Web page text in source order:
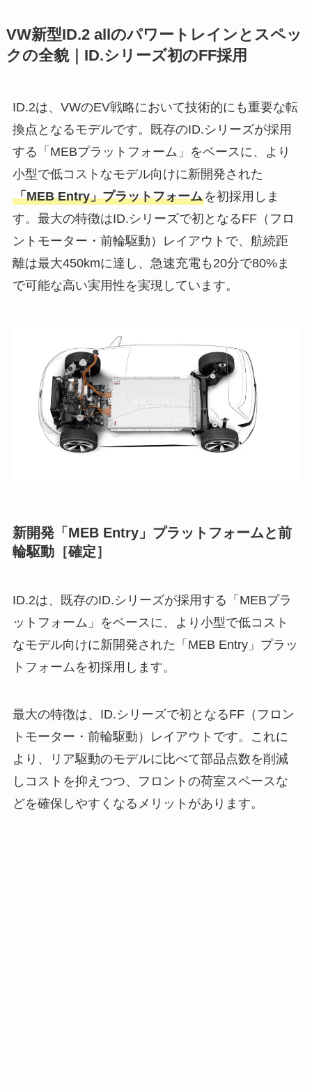
VW新型ID.2 allのパワートレインとスペッ
クの全貌｜ID.シリーズ初のFF採用
ID.2は、VWのEV戦略において技術的にも重要な転
換点となるモデルです。既存のID.シリーズが採用
する「MEBプラットフォーム」をベースに、より
小型で低コストなモデル向けに新開発された
「MEB Entry」プラットフォームを初採用しま
す。最大の特徴はID.シリーズで初となるFF（フロ
ントモーター・前輪駆動）レイアウトで、航続距
離は最大450kmに達し、急速充電も20分で80%ま
で可能な高い実用性を実現しています。
新開発「MEB Entry」プラットフォームと前
輪駆動［確定］
ID.2は、既存のID.シリーズが採用する「MEBプラ
ットフォーム」をベースに、より小型で低コスト
なモデル向けに新開発された「MEB Entry」プラッ
トフォームを初採用します。
最大の特徴は、ID.シリーズで初となるFF（フロン
トモーター・前輪駆動）レイアウトです。これに
より、リア駆動のモデルに比べて部品点数を削減
しコストを抑えつつ、フロントの荷室スペースな
どを確保しやすくなるメリットがあります。